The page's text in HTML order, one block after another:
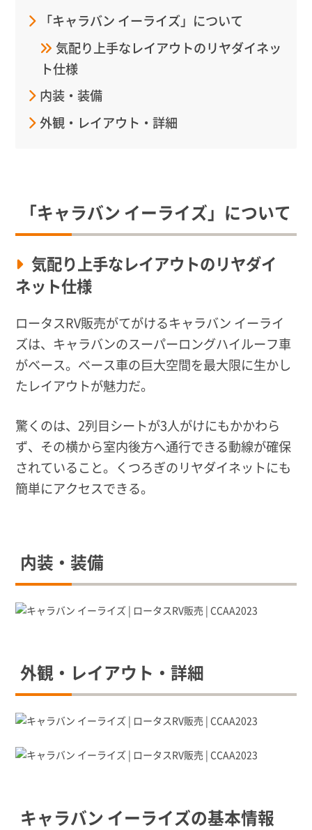
「キャラバン イーライズ」について
気配り上手なレイアウトのリヤダイネッ
ト仕様
内装・装備
外観・レイアウト・詳細
「キャラバン イーライズ」について
気配り上手なレイアウトのリヤダイ
ネット仕様
ロータスRV販売がてがけるキャラバン イーライ
ズは、キャラバンのスーパーロングハイルーフ車
がベース。ベース車の巨大空間を最大限に生かし
たレイアウトが魅力だ。
驚くのは、2列目シートが3人がけにもかかわら
ず、その横から室内後方へ通行できる動線が確保
されていること。くつろぎのリヤダイネットにも
簡単にアクセスできる。
内装・装備
外観・レイアウト・詳細
キャラバン イーライズの基本情報